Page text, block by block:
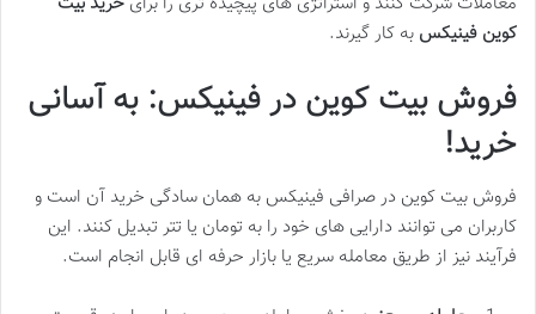
کوین فینیکس به کار گیرند.
فروش بیت کوین در فینیکس: به آسانی
خرید!
فروش بیت کوین در صرافی فینیکس به همان سادگی خرید آن است و
کاربران می توانند دارایی های خود را به تومان یا تتر تبدیل کنند. این
فرآیند نیز از طریق معامله سریع یا بازار حرفه ای قابل انجام است.